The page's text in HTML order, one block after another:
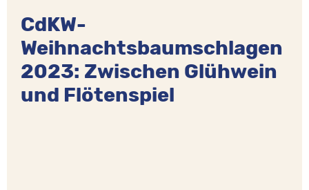
CdKW-
Weihnachtsbaumschlagen
2023: Zwischen Glühwein
und Flötenspiel